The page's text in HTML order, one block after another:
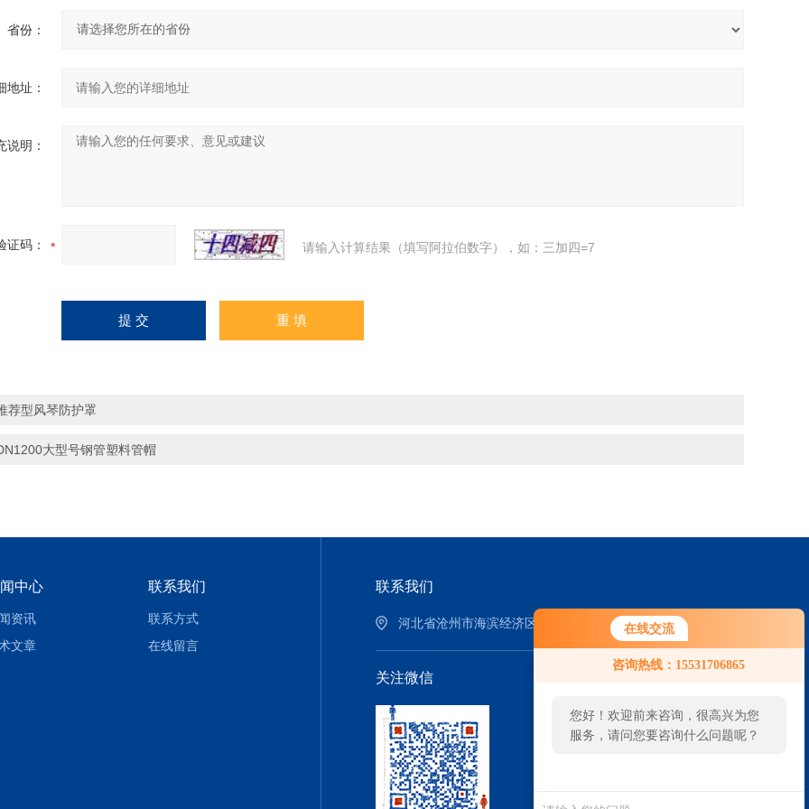
在线交流
咨询热线：15531706865
您好！欢迎前来咨询，很高兴为您
服务，请问您要咨询什么问题呢？
了需求产品，您可以直接在线与我
省份：
地址：
说明：
证码： 请输入计算结果（填写阿拉伯数字），如：三加四=7
荐型风琴防护罩
大型号钢管塑料管帽
中心
资讯
文章
联系我们
联系方式
在线留言
联系我们
河北省沧州市海滨经济区
关注微信